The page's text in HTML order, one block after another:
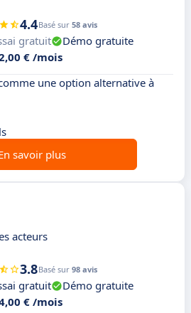
4.4Basé sur 58 avis
gratuit
Démo gratuite
€ /mois
une option alternative à
savoir plus
acteurs
3.8Basé sur 98 avis
gratuit
Démo gratuite
€ /mois